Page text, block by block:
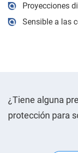
Proyecciones
Sensible a las
¿Tiene alguna
protección para